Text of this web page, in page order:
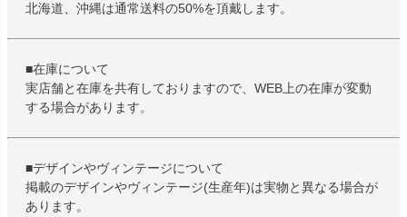
北海道、沖縄は通常送料の50%を頂戴します。
■在庫について
実店舗と在庫を共有しておりますので、WEB上の在庫が変動
する場合があります。
■デザインやヴィンテージについて
掲載のデザインやヴィンテージ(生産年)は実物と異なる場合が
あります。